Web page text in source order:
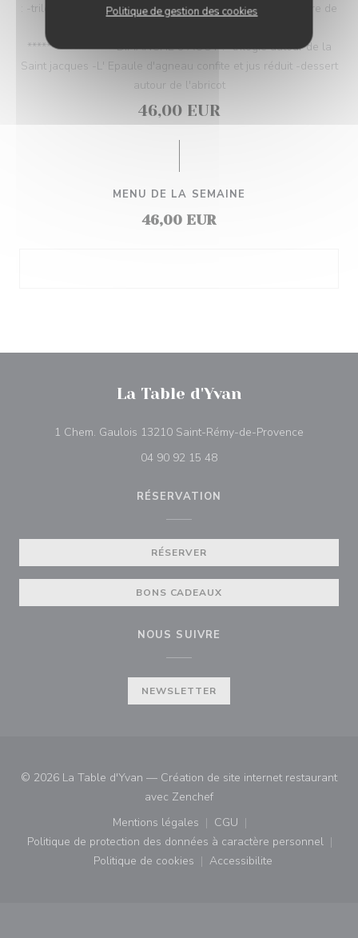
Politique de gestion des cookies
: -trilogie autour de la tomate -le filet de bœuf sauce poivre de
****************** DIMANCHE 9 AOUT : -trilogie autour de la
Saint jacques -L' Epaule d'agneau confite et jus réduit -dessert
autour de l'abricot
46,00 EUR
MENU DE LA SEMAINE
46,00 EUR
La Table d'Yvan
1 Chem. Gaulois 13210 Saint-Rémy-de-Provence
04 90 92 15 48
RÉSERVATION
RÉSERVER
BONS CADEAUX
NOUS SUIVRE
NEWSLETTER
© 2026 La Table d'Yvan — Création de site internet restaurant
avec Zenchef((ouvre une nouvelle
Mentions légales
((ouvre une nouvelle fenêtre))
CGU
((ouvre une nouvelle
Politique de protection des données à caractère personnel
((ouvre une nouvelle fenêtre))
Politique de cookies
((ouvre une nouvelle fenêtre))
Accessibilite
((ouvre une nouvelle